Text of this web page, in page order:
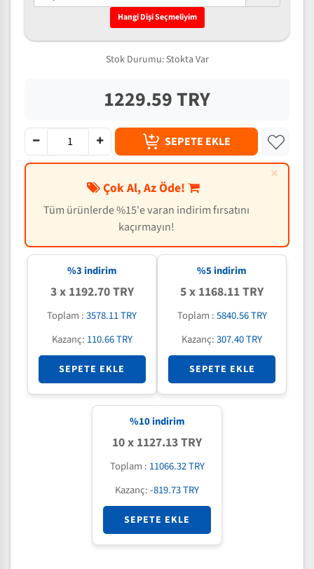
Hangi Dişi Seçmeliyim
Stok Durumu: Stokta Var
1229.59 TRY
SEPETE EKLE
×
Çok Al, Az Öde!
Tüm ürünlerde %15'e varan indirim fırsatını
kaçırmayın!
%3 indirim
3 x 1192.70 TRY
Toplam :3578.11 TRY
Kazanç: 110.66 TRY
SEPETE EKLE
%5 indirim
5 x 1168.11 TRY
Toplam :5840.56 TRY
Kazanç:307.40 TRY
SEPETE EKLE
%10indirim
10 x 1127.13 TRY
Toplam : 11066.32 TRY
Kazanç:-819.73 TRY
SEPETE EKLE